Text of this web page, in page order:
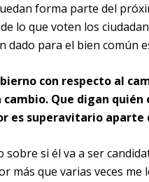
forma parte del
lo que voten los
dado para el bien común
con respecto al
Que digan
es superavitario aparte
sobre si él va a ser
más que varias veces